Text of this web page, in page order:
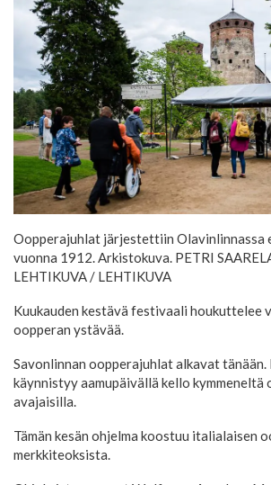
Oopperajuhlat järjestettiin Olavinlinnassa
vuonna 1912. Arkistokuva. PETRI
LEHTIKUVA/ LEHTIKUVA
Kuukauden kestävä festivaali houkuttelee
oopperan ystävää.
Savonlinnan oopperajuhlat alkavat tänään.
käynnistyy aamupäivällä kello kymmeneltä
avajaisilla.
Tämän kesän ohjelma koostuu italialaisen
merkkiteoksista.